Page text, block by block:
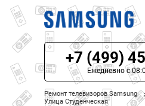
ЦЕНЫ НА РЕМОНТ
О СЕРВИСЕ
+7 (499)
Ежедневно с
Ремонт телевизоров Samsung
Улица Студенческая